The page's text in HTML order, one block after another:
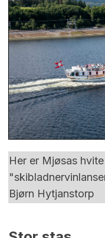
Her er Mjøsas
Bjørn Hytjanstorp